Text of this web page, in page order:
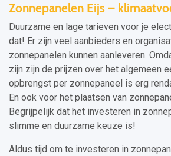
Zonnepanelen Eijs –
Duurzame en lage tarieven voor je
dat! Er zijn veel aanbieders en
zonnepanelen kunnen aanleveren.
zijn zijn de prijzen over het algemeen
opbrengst per zonnepaneel is erg
En ook voor het plaatsen van
Begrijpelijk dat het investeren in
slimme en duurzame keuze is!
Aldus tijd om te investeren in